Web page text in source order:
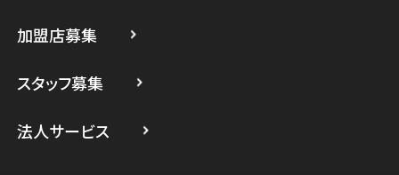
スマホスピタル テルル上大岡
加盟店募集
スタッフ募集
法人サービス